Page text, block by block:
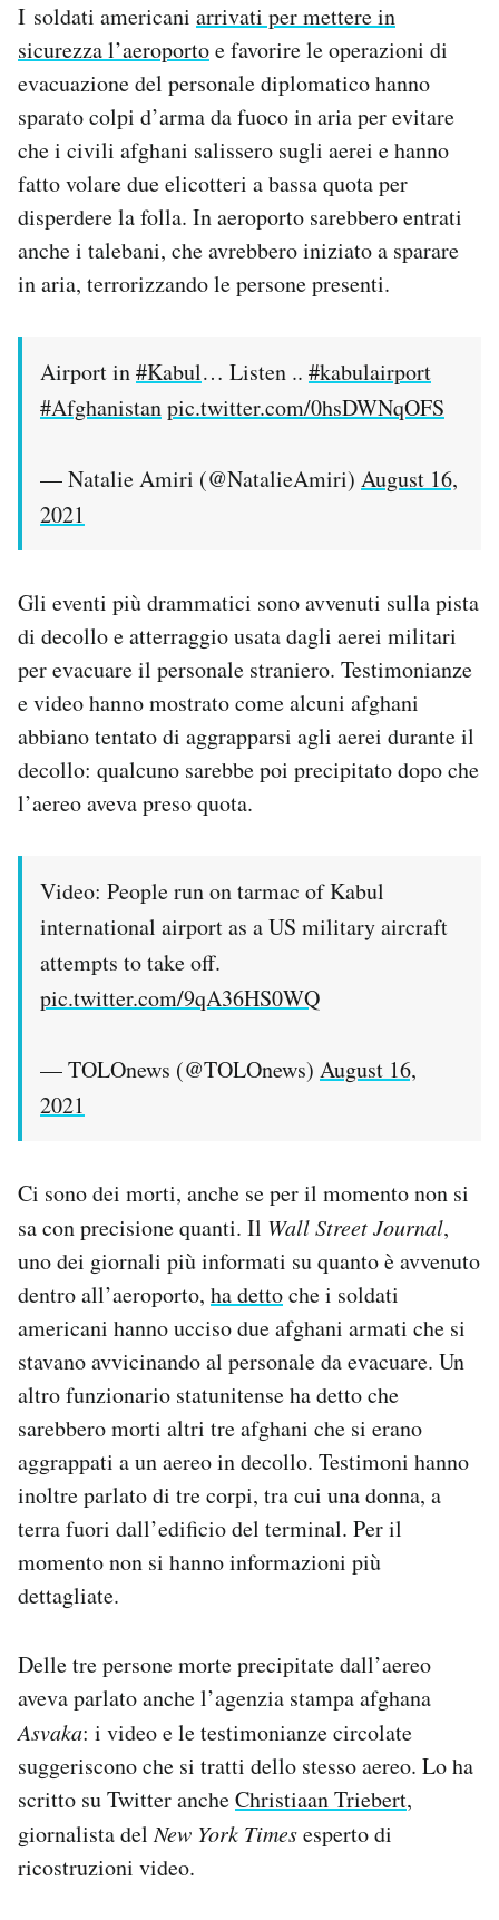
Esci
I soldati americani arrivati per mettere in
sicurezza l’aeroportoe favorire le operazioni di
evacuazione del personale diplomatico hanno
sparato colpi d’arma da fuoco in aria per evitare
che i civili afghani salissero sugli aerei e hanno
fatto volare due elicotteri a bassa quota per
disperdere la folla. In aeroporto sarebbero entrati
anche i talebani, che avrebbero iniziato a sparare
in aria, terrorizzando le persone presenti.
Airport in#Kabul… Listen .. #kabulairport
#Afghanistanpic.twitter.com/0hsDWNqOFS
— Natalie Amiri (@NatalieAmiri) August 16,
2021
Gli eventi più drammatici sono avvenuti sulla pista
di decollo e atterraggio usata dagli aerei militari
per evacuare il personale straniero. Testimonianze
e video hanno mostrato come alcuni afghani
abbiano tentato di aggrapparsi agli aerei durante il
decollo: qualcuno sarebbe poi precipitato dopo che
l’aereo aveva preso quota.
Video: People run on tarmac of Kabul
international airport as a US military aircraft
attempts to take off.
pic.twitter.com/9qA36HS0WQ
— TOLOnews (@TOLOnews) August 16,
2021
Ci sono dei morti, anche se per il momento non si
sa con precisione quanti. Il Wall Street Journal,
uno dei giornali più informati su quanto è avvenuto
dentro all’aeroporto, ha dettoche i soldati
americani hanno ucciso due afghani armati che si
stavano avvicinando al personale da evacuare. Un
altro funzionario statunitense ha detto che
sarebbero morti altri tre afghani che si erano
aggrappati a un aereo in decollo. Testimoni hanno
inoltre parlato di tre corpi, tra cui una donna, a
terra fuori dall’edificio del terminal. Per il
momento non si hanno informazioni più
dettagliate.
Delle tre persone morte precipitate dall’aereo
aveva parlato anche l’agenzia stampa afghana
Asvaka: i video e le testimonianze circolate
suggeriscono che si tratti dello stesso aereo. Lo ha
scritto su Twitter ancheChristiaan Triebert,
giornalista delNew York Timesesperto di
ricostruzioni video.